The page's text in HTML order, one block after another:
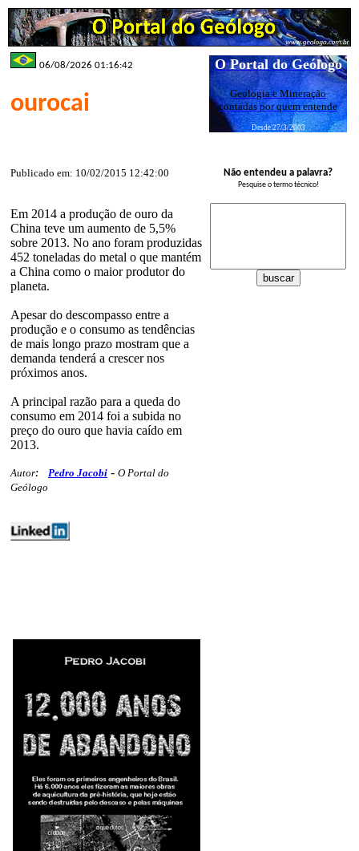
06/08/2026 01:16:42
ourocai
Publicado em: 10/02/2015 12:42:00
Em 2014 a produção de ouro da
China teve um aumento de 5,5%
sobre 2013. No ano foram produzidas
452 toneladas do metal o que mantém
a China como o maior produtor do
planeta.
Apesar do descompasso entre a
produção e o consumo as tendências
de mais longo prazo mostram que a
demanda tenderá a crescer nos
próximos anos.
A principal razão para a queda do
consumo em 2014 foi a subida no
preço do ouro que havia caído em
2013.
Autor: Pedro Jacobi - O Portal do
Geólogo
O Portal do Geólogo
Geologia e Mineração
contadas por quem entende
Desde 27/3/2003
Não entendeu a palavra?
Pesquise o termo técnico!